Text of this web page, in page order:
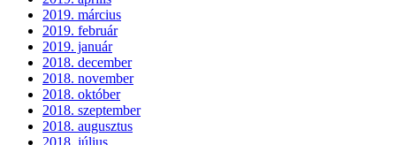
2019. március
2019. február
2019. január
2018. december
2018. november
2018. október
2018. szeptember
2018. augusztus